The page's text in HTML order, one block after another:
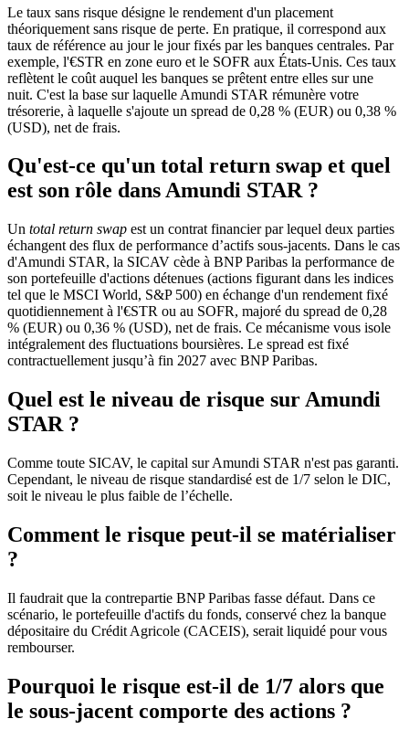
Le taux sans risque désigne le rendement d'un placement
théoriquement sans risque de perte. En pratique, il correspond aux
taux de référence au jour le jour fixés par les banques centrales. Par
exemple, l'€STR en zone euro et le SOFR aux États-Unis. Ces taux
reflètent le coût auquel les banques se prêtent entre elles sur une
nuit. C'est la base sur laquelle Amundi STAR rémunère votre
trésorerie, à laquelle s'ajoute un spread de 0,28 % (EUR) ou 0,38 %
(USD), net de frais.
Qu'est-ce qu'un total return swap et quel
est son rôle dans Amundi STAR ?
Un total return swap est un contrat financier par lequel deux parties
échangent des flux de performance d’actifs sous-jacents. Dans le cas
d'Amundi STAR, la SICAV cède à BNP Paribas la performance de
son portefeuille d'actions détenues (actions figurant dans les indices
tel que le MSCI World, S&P 500) en échange d'un rendement fixé
quotidiennement à l'€STR ou au SOFR, majoré du spread de 0,28
% (EUR) ou 0,36 % (USD), net de frais. Ce mécanisme vous isole
intégralement des fluctuations boursières. Le spread est fixé
contractuellement jusqu’à fin 2027 avec BNP Paribas.
Quel est le niveau de risque sur Amundi
STAR ?
Comme toute SICAV, le capital sur Amundi STAR n'est pas garanti.
Cependant, le niveau de risque standardisé est de 1/7 selon le DIC,
soit le niveau le plus faible de l’échelle.
Comment le risque peut-il se matérialiser
?
Il faudrait que la contrepartie BNP Paribas fasse défaut. Dans ce
scénario, le portefeuille d'actifs du fonds, conservé chez la banque
dépositaire du Crédit Agricole (CACEIS), serait liquidé pour vous
rembourser.
Pourquoi le risque est-il de 1/7 alors que
le sous-jacent comporte des actions ?